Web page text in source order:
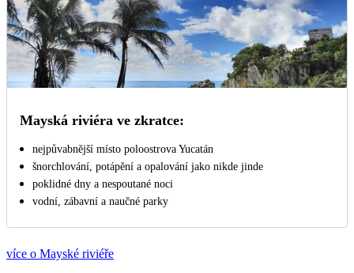
Mayská riviéra ve zkratce:
nejpůvabnější místo poloostrova Yucatán
šnorchlování, potápění a opalování jako nikde jinde
poklidné dny a nespoutané noci
vodní, zábavní a naučné parky
více o Mayské riviéře